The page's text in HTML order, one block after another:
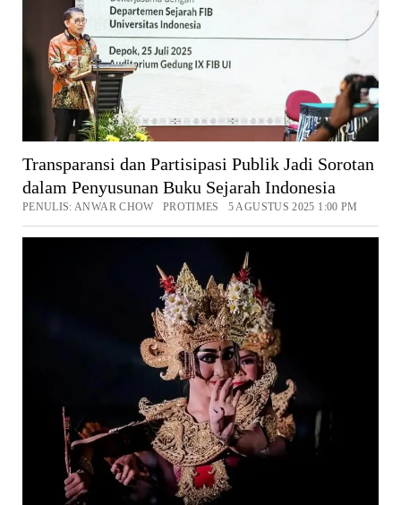
Transparansi dan Partisipasi Publik Jadi Sorotan
dalam Penyusunan Buku Sejarah Indonesia
PENULIS: ANWAR CHOW PROTIMES 5 AGUSTUS 2025 1:00 PM